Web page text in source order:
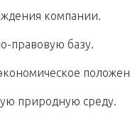
компании.
правовую базу.
природную среду.